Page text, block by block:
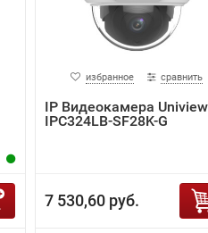
избранное сравнить
IP Видеокамера Uniview
IPC324LB-SF28K-G
7 530,60 руб.